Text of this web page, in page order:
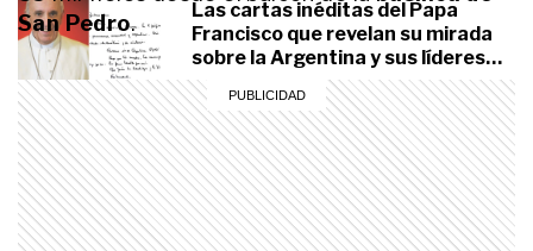
San Pedro.
Las cartas inéditas del Papa
Francisco que revelan su mirada
sobre la Argentina y sus líderes
políticos
ACTUALIDAD
A un año de la muerte del Papa
Francisco, cómo vive hoy María
Elena Bergoglio, su hermana
menor y gran confidente